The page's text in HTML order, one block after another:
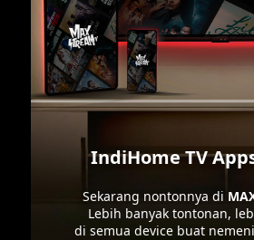
IndiHome TV
Sekarang nontonnya di
Lebih banyak tontonan,
di semua device buat